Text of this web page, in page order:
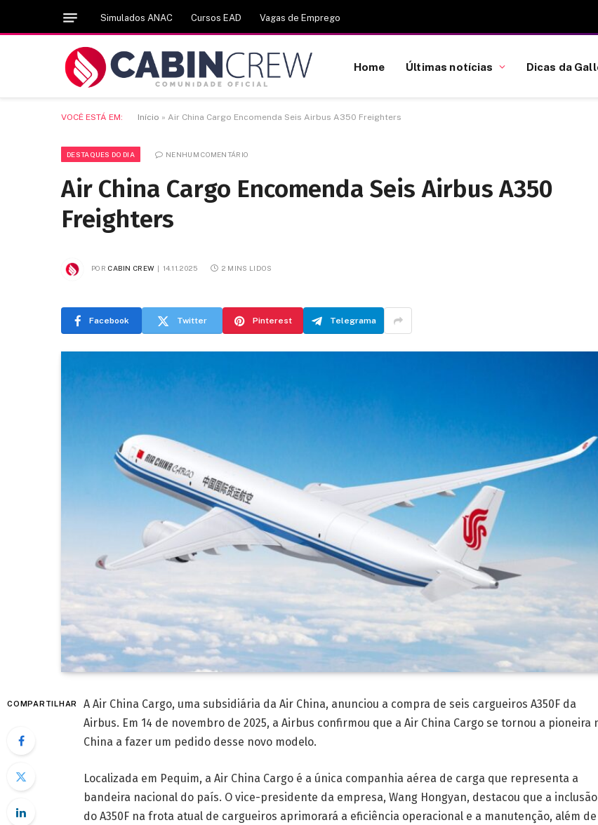
Simulados ANAC Cursos EAD Vagas de Emprego
Home Últimas notícias Dicas da
VOCÊ ESTÁ EM: Início » Air China Cargo Encomenda Seis Airbus A350 Freighters
DESTAQUES DO DIA NENHUM COMENTÁRIO
Air China Cargo Encomenda Seis Airbus A350
Freighters
POR CABIN CREW 14.11.2025 2 MINS LIDOS
Facebook Twitter Pinterest Telegrama
COMPARTILHAR
A Air China Cargo, uma subsidiária da Air China, anunciou a compra de seis cargueiros A350F da
Airbus. Em 14 de novembro de 2025, a Airbus confirmou que a Air China Cargo se tornou a pioneira
China a fazer um pedido desse novo modelo.
Localizada em Pequim, a Air China Cargo é a única companhia aérea de carga que representa a
bandeira nacional do país. O vice-presidente da empresa, Wang Hongyan, destacou que a inclusão
do A350F na frota atual de cargueiros aprimorará a eficiência operacional e a manutenção, além de